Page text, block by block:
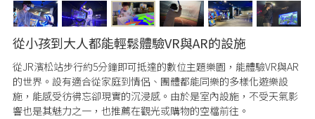
從小孩到大人都能輕鬆體驗VR與AR的設施
從JR濱松站步行約5分鐘即可抵達的數位主題樂園，能體驗VR與AR
的世界。設有適合從家庭到情侶、團體都能同樂的多樣化遊樂設
施，能感受彷彿忘卻現實的沉浸感。由於是室內設施，不受天氣影
響也是其魅力之一，也推薦在觀光或購物的空檔前往。